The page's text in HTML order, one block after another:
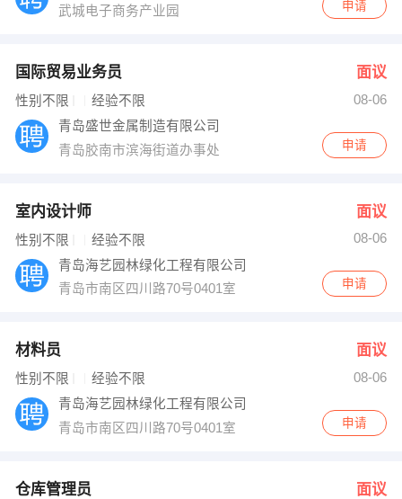
武城电子商务产业园
申请
国际贸易业务员 面议
性别不限 经验不限
08-06
青岛盛世金属制造有限公司
青岛胶南市滨海街道办事处
申请
室内设计师 面议
性别不限 经验不限
08-06
青岛海艺园林绿化工程有限公司
青岛市南区四川路70号0401室
申请
材料员 面议
性别不限 经验不限
08-06
青岛海艺园林绿化工程有限公司
青岛市南区四川路70号0401室
申请
仓库管理员 面议